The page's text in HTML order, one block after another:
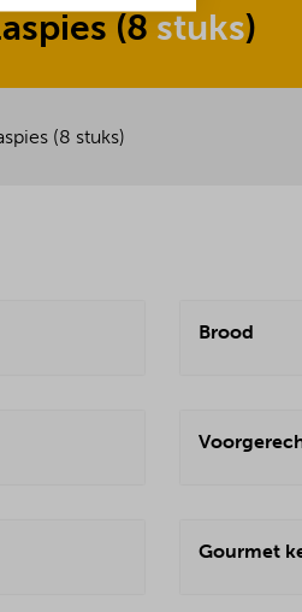
(8 stuks)
(8 stuks)
Brood
Gourmet